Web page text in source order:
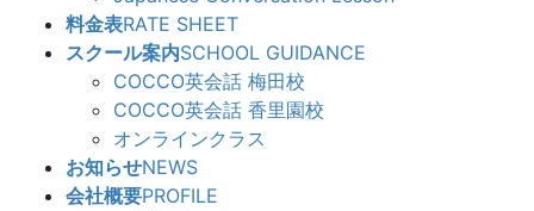
料金表RATE SHEET
スクール案内SCHOOL GUIDANCE
COCCO英会話 梅田校
COCCO英会話 香里園校
オンラインクラス
お知らせNEWS
会社概要PROFILE